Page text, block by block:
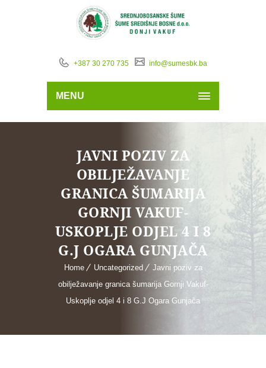
+387 30 270 735 info@sumesbk.ba
MENU
JAVNI POZIV ZA
OBILJEŽAVANJE
GRANICA ŠUMARIJA
GORNJI VAKUF-
USKOPLJE ODJEL 4 I 8
G.J OGARA GUNJAČA
Home Uncategorized
Javni poziv za
obilježavanje granica šumarija Gornji Vakuf-
Uskoplje odjel 4 i 8 G.J Ogara Gunjača